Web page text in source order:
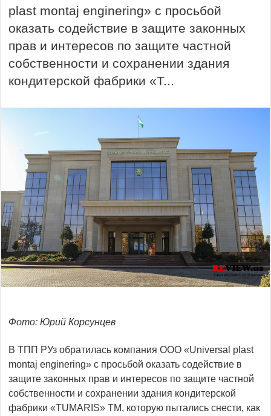
plast montaj enginering» с просьбой
оказать содействие в защите законных
прав и интересов по защите частной
собственности и сохранении здания
кондитерской фабрики «T...
Фото: Юрий Корсунцев
В ТПП РУз обратилась компания ООО «Universal plast
montaj enginering» с просьбой оказать содействие в
защите законных прав и интересов по защите частной
собственности и сохранении здания кондитерской
фабрики «TUMARIS» ТМ, которую пытались снести, как